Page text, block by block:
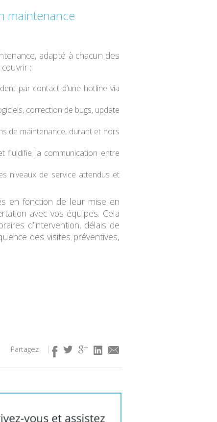
maintenance
adapté à chacun des
:
par contact d’une hotline via
, correction de bugs, update
de maintenance, durant et hors
fluidifie la communication entre
niveaux de service attendus et
en fonction de leur mise en
avec vos équipes. Cela
d’intervention, délais de
des visites préventives,
Partagez